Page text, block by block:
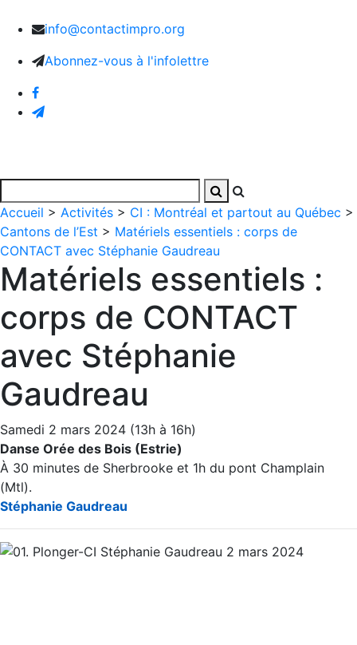
info@contactimpro.org
Abonnez-vous à l'infolettre
Accueil > Activités > CI : Montréal et partout au Québec >
Cantons de l’Est > Matériels essentiels : corps de
CONTACT avec Stéphanie Gaudreau
Matériels essentiels :
corps de CONTACT
avec Stéphanie
Gaudreau
Samedi 2 mars 2024 (13h à 16h)
Danse Orée des Bois (Estrie)
À 30 minutes de Sherbrooke et 1h du pont Champlain
(Mtl).
Stéphanie Gaudreau